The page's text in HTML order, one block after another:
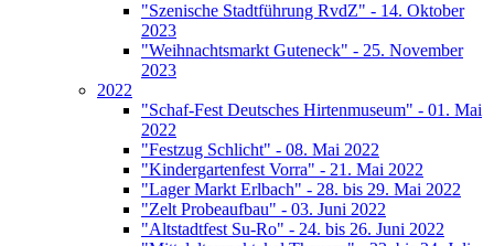
"Szenische Stadtführung RvdZ" - 14. Oktober
2023
"Weihnachtsmarkt Guteneck" - 25. November
2023
2022
"Schaf-Fest Deutsches Hirtenmuseum" - 01. Mai
2022
"Festzug Schlicht" - 08. Mai 2022
"Kindergartenfest Vorra" - 21. Mai 2022
"Lager Markt Erlbach" - 28. bis 29. Mai 2022
"Zelt Probeaufbau" - 03. Juni 2022
"Altstadtfest Su-Ro" - 24. bis 26. Juni 2022